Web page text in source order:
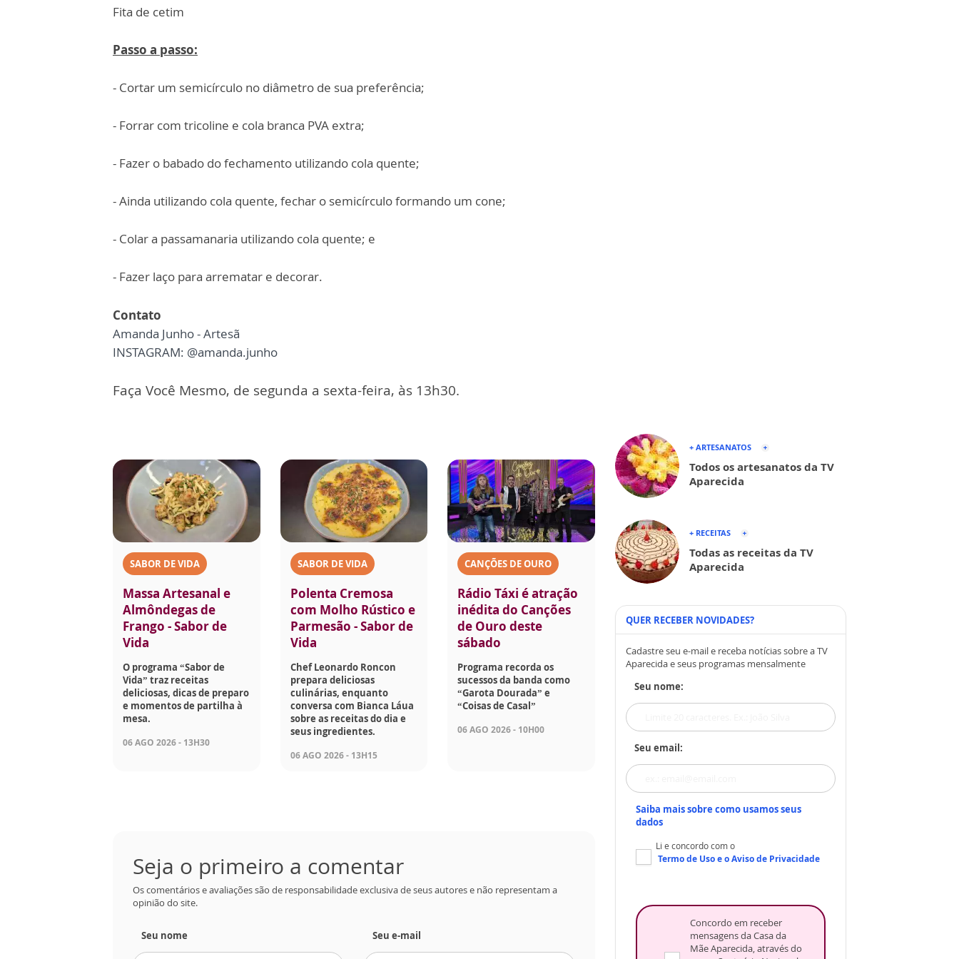
Fita de cetim
Passo a passo:
- Cortar um semicírculo no diâmetro de sua preferência;
- Forrar com tricoline e cola branca PVA extra;
- Fazer o babado do fechamento utilizando cola quente;
- Ainda utilizando cola quente, fechar o semicírculo formando um cone;
- Colar a passamanaria utilizando cola quente; e
- Fazer laço para arrematar e decorar.
Contato
Amanda Junho - Artesã
INSTAGRAM: @amanda.junho
Faça Você Mesmo, de segunda a sexta-feira, às 13h30.
SABOR DE VIDA
Massa Artesanal e
Almôndegas de
Frango - Sabor de
Vida
O programa “Sabor de
Vida” traz receitas
deliciosas, dicas de preparo
e momentos de partilha à
mesa.
06 AGO 2026 - 13H30
SABOR DE VIDA
Polenta Cremosa
com Molho Rústico e
Parmesão - Sabor de
Vida
Chef Leonardo Roncon
prepara deliciosas
culinárias, enquanto
conversa com Bianca Láua
sobre as receitas do dia e
seus ingredientes.
06 AGO 2026 - 13H15
CANÇÕES DE OURO
Rádio Táxi é atração
inédita do Canções
de Ouro deste
sábado
Programa recorda os
sucessos da banda como
“Garota Dourada” e
“Coisas de Casal”
06 AGO 2026 - 10H00
Seja o primeiro a comentar
Os comentários e avaliações são de responsabilidade exclusiva de seus autores e não representam a
opinião do site.
Seu nome Seu e-mail
+ ARTESANATOS
Todos os artesanatos da TV
Aparecida
+ RECEITAS
Todas as receitas da TV
Aparecida
QUER RECEBER NOVIDADES?
Cadastre seu e-mail e receba notícias sobre a TV
Aparecida e seus programas mensalmente
Seu nome:
Seu email:
Saiba mais sobre como usamos seus
dados
Li e concordo com o
Termo de Usoe oAviso de Privacidade
Concordo em receber
mensagens da Casa da
Mãe Aparecida, através do